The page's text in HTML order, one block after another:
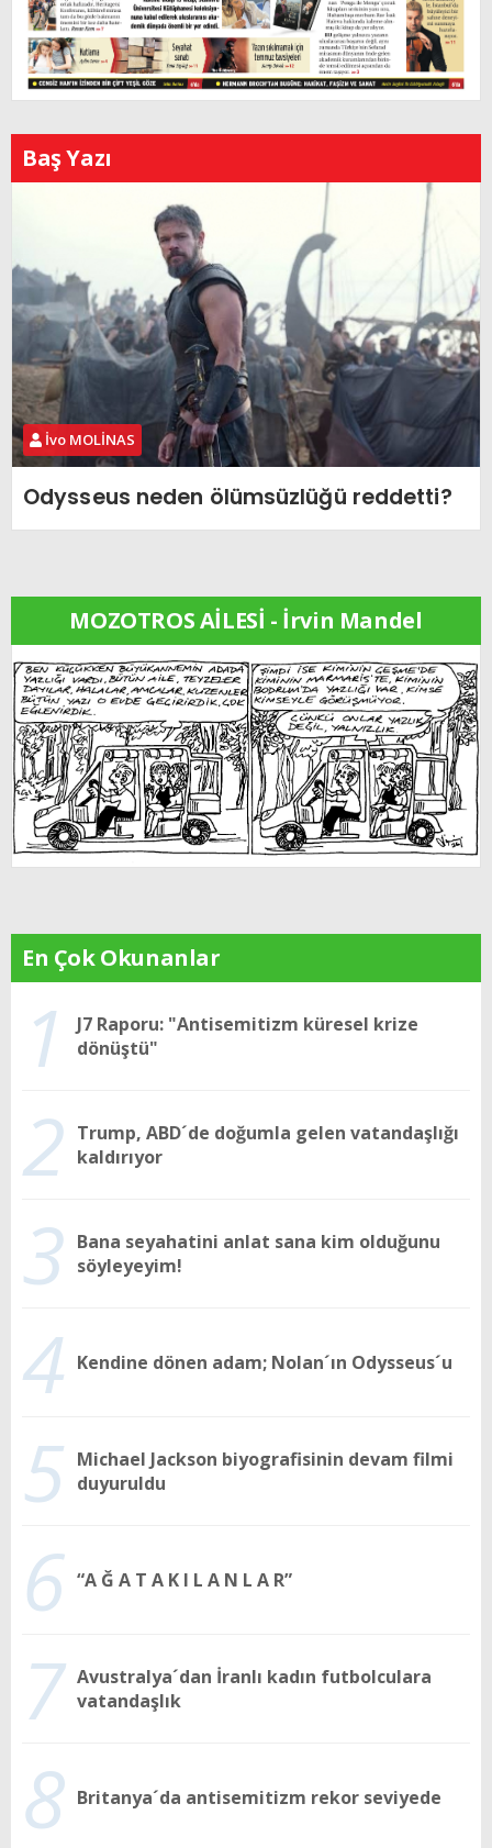
Baş Yazı
İvo MOLİNAS
Odysseus neden ölümsüzlüğü reddetti?
MOZOTROS AİLESİ - İrvin Mandel
En Çok Okunanlar
1
J7 Raporu: "Antisemitizm küresel krize
dönüştü"
2 Trump, ABD´de doğumla gelen vatandaşlığı
kaldırıyor
3 Bana seyahatini anlat sana kim olduğunu
söyleyeyim!
4 Kendine dönen adam; Nolan´ın Odysseus´u
5 Michael Jackson biyografisinin devam filmi
duyuruldu
6 “A Ğ A T A K I L A N L A R”
7 Avustralya´dan İranlı kadın futbolculara
vatandaşlık
8 Britanya´da antisemitizm rekor seviyede